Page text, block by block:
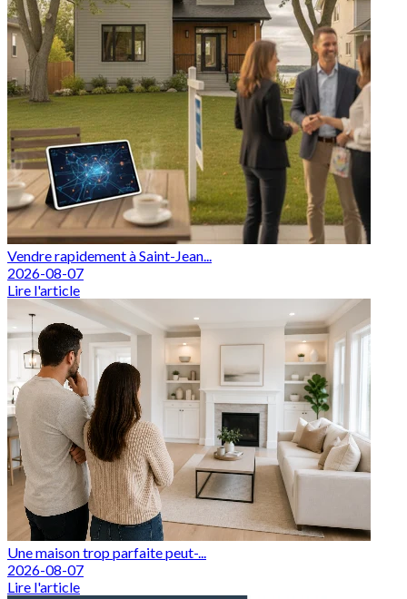
Vendre rapidement à Saint-Jean...
2026-08-07
Lire l'article
Une maison trop parfaite peut-...
2026-08-07
Lire l'article